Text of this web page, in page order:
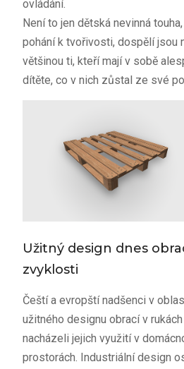
ovládání.
Není to jen dětská nevinná
pohání k tvořivosti, dospělí jsou
většinou ti, kteří mají v sobě
dítěte, co v nich zůstal ze své
Užitný design dnes
zvyklosti
Čeští a evropští nadšenci v
užitného designu obrací v
nacházeli jejich využití v
prostorách. Industriální design